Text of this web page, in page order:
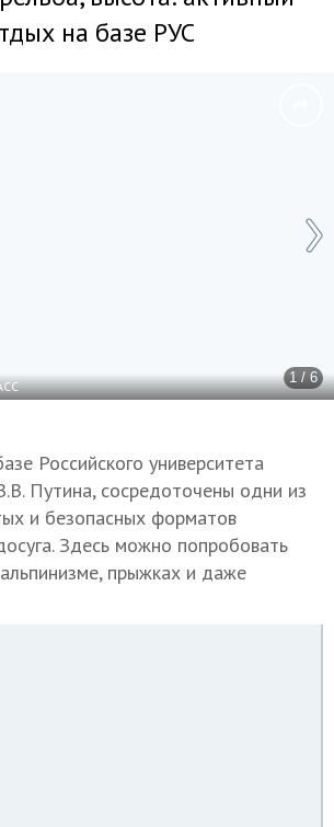
на базе РУС
1 / 6
Российского университета
Путина, сосредоточены одни из
и безопасных форматов
Здесь можно попробовать
прыжках и даже